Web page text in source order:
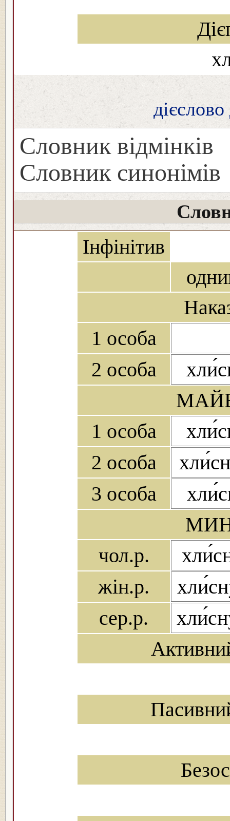
Словник відмінків
Словник синонімів
Інфінітив
1 особа
2 особа
1 особа
2 особа
3 особа
чол.р.
жін.р.
сер.р.